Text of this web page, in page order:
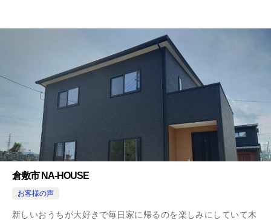
倉敷市 NA-HOUSE
お客様の声
新しいおうちが大好きで毎日家に帰るのを楽しみにしていて木